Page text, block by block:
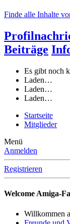
Finde alle Inhalte
Beiträge
Es gibt noch
Laden…
Laden…
Laden…
Startseite
Mitglieder
Menü
Anmelden
Registrieren
Welcome Amiga-
Willkommen